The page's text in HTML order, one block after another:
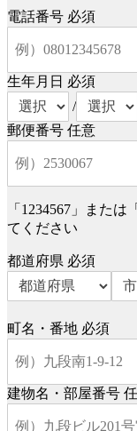
電話番号 必須
生年月日 必須
/
郵便番号 任意
「1234567」また
てください
都道府県 必須
町名・番地 必須
建物名・部屋番号